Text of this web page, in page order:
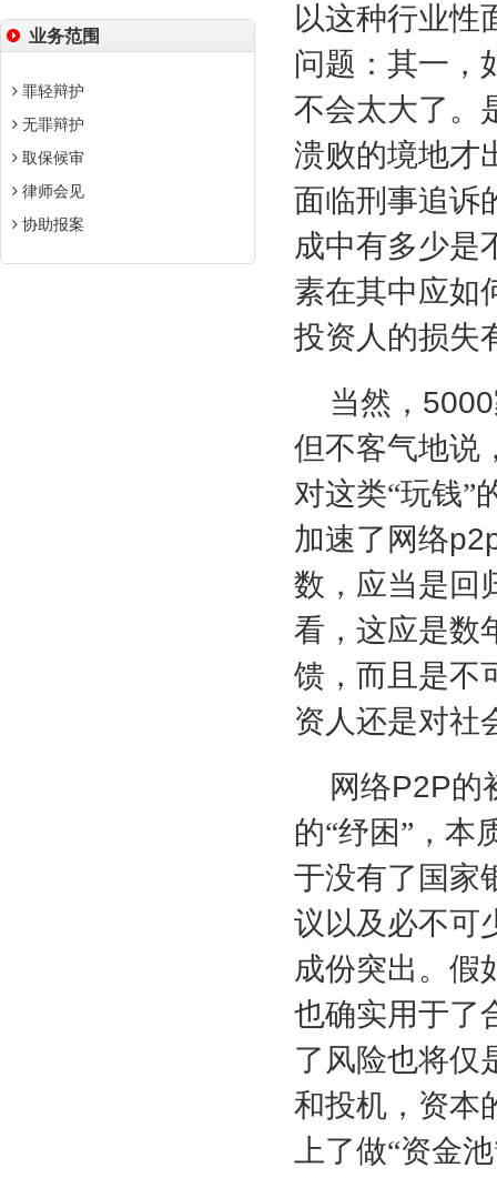
业务范围
罪轻辩护
无罪辩护
取保候审
律师会见
协助报案
以这种行业性
问题：其一，
不会太大了。
溃败的境地才
面临刑事追诉
成中有多少是
素在其中应如
投资人的损失
当然， 5000
但不客气地说
对这类“玩钱”
加速了网络
数，应当是回
看，这应是数
馈，而且是不
资人还是对社
网络P2P的
的“纾困”，本
于没有了国家
议以及必不可
成份突出。假
也确实用于了
了风险也将仅
和投机，资本
上了做“资金